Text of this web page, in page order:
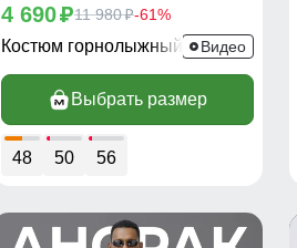
4 690p11 980p-61%
Костюм горнолыжный 02412TS
Видео
Выбрать размер
48 50 56